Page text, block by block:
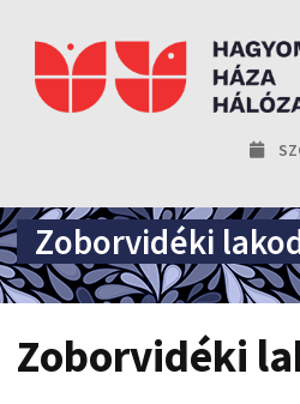
Zoborvidéki
Zoborvidéki